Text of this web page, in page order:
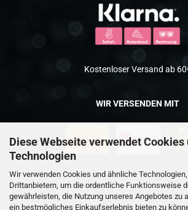
Diese Webseite verwendet Cookies
Technologien
Wir verwenden Cookies und ähnliche
Drittanbietern, um die ordentliche Funktionsweise
gewährleisten, die Nutzung unseres Angebotes zu
ein bestmögliches Einkaufserlebnis bieten zu
Kostenloser Versand ab
WIR VERSENDEN MIT
SICHERHEIT